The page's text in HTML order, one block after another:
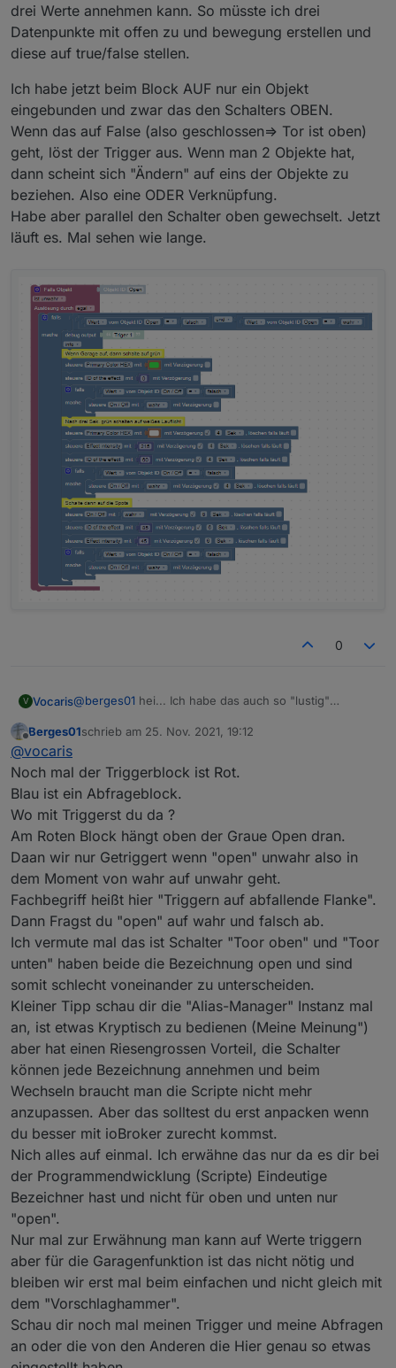
selektiert.
Jetzt muss ich nur noch innerhalb von jeder
Selektion die Arbeitsweise des WLED anweisen und
habe somit die volle Funktion des
Wenn ich jetzt noch innerhalb der Selektion einen
"debug output Block" mit dem text offen, zu und in
Bewegung einfüge, so kann ich im Fenster unterhalb
der Blockeditierung sehen wann was passiert.
Ist etwas dumm zu erklären, aber ich hoffe das du
mir folgen kannst.
Probiere mal das wird dir schon gelingen.
drei Werte annehmen kann. So müsste ich drei
Datenpunkte mit offen zu und bewegung erstellen und
diese auf true/false stellen.
Ich habe jetzt beim Block AUF nur ein Objekt
eingebunden und zwar das den Schalters OBEN.
Wenn das auf False (also geschlossen=> Tor ist oben)
geht, löst der Trigger aus. Wenn man 2 Objekte hat,
dann scheint sich "Ändern" auf eins der Objekte zu
beziehen. Also eine ODER Verknüpfung.
Habe aber parallel den Schalter oben gewechselt. Jetzt
läuft es. Mal sehen wie lange.
0
V Vocaris@berges01 hei... Ich habe das auch so "lustig"
sein :-)
Also ich habe das auch so gemacht.
Objektex nicht abfragen kann, dass zum Auslösen
führt. Es steht ja nur true oder false zur Verfügung.
sonst könnte ich als Objekt einen Datenpunkt nehmen,
der drei Werte annehmen kann. So müsste ich drei
Datenpunkte mit offen zu und bewegung erstellen und
diese auf true/false stellen.
Ich habe jetzt beim Block AUF nur ein Objekt
eingebunden und zwar das den Schalters OBEN.
Wenn das auf False (also geschlossen=> Tor ist oben)
geht, löst der Trigger aus. Wenn man 2 Objekte hat,
dann scheint sich "Ändern" auf eins der Objekte zu
beziehen. Also eine ODER Verknüpfung.
Habe aber parallel den Schalter oben gewechselt.
Jetzt läuft es. Mal sehen wie lange.
Berges01schrieb am 25. Nov. 2021, 19:12
zuletzt editiert von
@vocaris
Noch mal der Triggerblock ist Rot.
Blau ist ein Abfrageblock.
Wo mit Triggerst du da ?
Am Roten Block hängt oben der Graue Open dran.
Daan wir nur Getriggert wenn "open" unwahr also in
dem Moment von wahr auf unwahr geht.
Fachbegriff heißt hier "Triggern auf abfallende Flanke".
Dann Fragst du "open" auf wahr und falsch ab.
Ich vermute mal das ist Schalter "Toor oben" und "Toor
unten" haben beide die Bezeichnung open und sind
somit schlecht voneinander zu unterscheiden.
Kleiner Tipp schau dir die "Alias-Manager" Instanz mal
an, ist etwas Kryptisch zu bedienen (Meine Meinung")
aber hat einen Riesengrossen Vorteil, die Schalter
können jede Bezeichnung annehmen und beim
Wechseln braucht man die Scripte nicht mehr
anzupassen. Aber das solltest du erst anpacken wenn
du besser mit ioBroker zurecht kommst.
Nich alles auf einmal. Ich erwähne das nur da es dir bei
der Programmendwicklung (Scripte) Eindeutige
Bezeichner hast und nicht für oben und unten nur
"open".
Nur mal zur Erwähnung man kann auf Werte triggern
aber für die Garagenfunktion ist das nicht nötig und
bleiben wir erst mal beim einfachen und nicht gleich mit
dem "Vorschlaghammer".
Schau dir noch mal meinen Trigger und meine Abfragen
an oder die von den Anderen die Hier genau so etwas